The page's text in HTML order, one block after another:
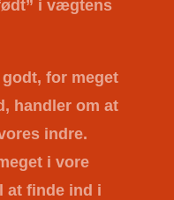
i vægtens
for meget
handler om at
indre.
i vore
at finde ind i